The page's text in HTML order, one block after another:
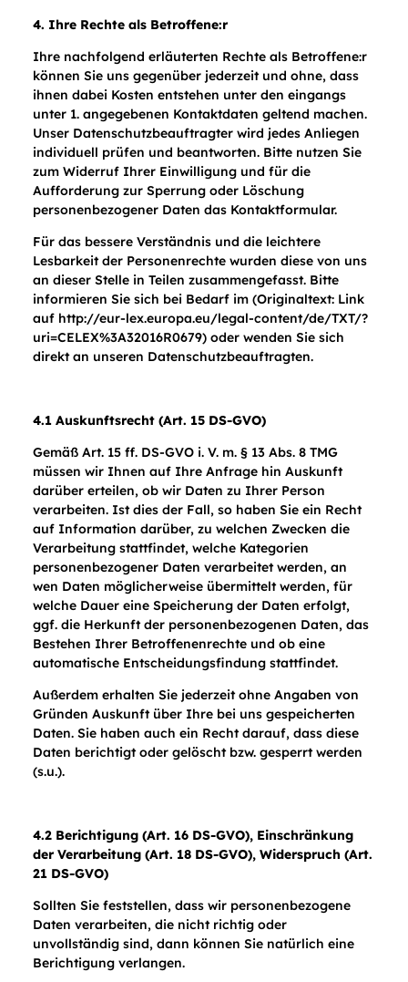
4. Ihre Rechte als Betroffene:r
Ihre nachfolgend erläuterten Rechte als Betroffene:r
können Sie uns gegenüber jederzeit und ohne, dass
ihnen dabei Kosten entstehen unter den eingangs
unter 1. angegebenen Kontaktdaten geltend machen.
Unser Datenschutzbeauftragter wird jedes Anliegen
individuell prüfen und beantworten. Bitte nutzen Sie
zum Widerruf Ihrer Einwilligung und für die
Aufforderung zur Sperrung oder Löschung
personenbezogener Daten das Kontaktformular.
Für das bessere Verständnis und die leichtere
Lesbarkeit der Personenrechte wurden diese von uns
an dieser Stelle in Teilen zusammengefasst. Bitte
informieren Sie sich bei Bedarf im (Originaltext: Link
auf http://eur-lex.europa.eu/legal-content/de/TXT/?
uri=CELEX%3A32016R0679) oder wenden Sie sich
direkt an unseren Datenschutzbeauftragten.
4.1 Auskunftsrecht (Art. 15 DS-GVO)
Gemäß Art. 15 ff. DS-GVO i. V. m. § 13 Abs. 8 TMG
müssen wir Ihnen auf Ihre Anfrage hin Auskunft
darüber erteilen, ob wir Daten zu Ihrer Person
verarbeiten. Ist dies der Fall, so haben Sie ein Recht
auf Information darüber, zu welchen Zwecken die
Verarbeitung stattfindet, welche Kategorien
personenbezogener Daten verarbeitet werden, an
wen Daten möglicherweise übermittelt werden, für
welche Dauer eine Speicherung der Daten erfolgt,
ggf. die Herkunft der personenbezogenen Daten, das
Bestehen Ihrer Betroffenenrechte und ob eine
automatische Entscheidungsfindung stattfindet.
Außerdem erhalten Sie jederzeit ohne Angaben von
Gründen Auskunft über Ihre bei uns gespeicherten
Daten. Sie haben auch ein Recht darauf, dass diese
Daten berichtigt oder gelöscht bzw. gesperrt werden
(s.u.).
4.2 Berichtigung (Art. 16 DS-GVO), Einschränkung
der Verarbeitung (Art. 18 DS-GVO), Widerspruch (Art.
21 DS-GVO)
Sollten Sie feststellen, dass wir personenbezogene
Daten verarbeiten, die nicht richtig oder
unvollständig sind, dann können Sie natürlich eine
Berichtigung verlangen.